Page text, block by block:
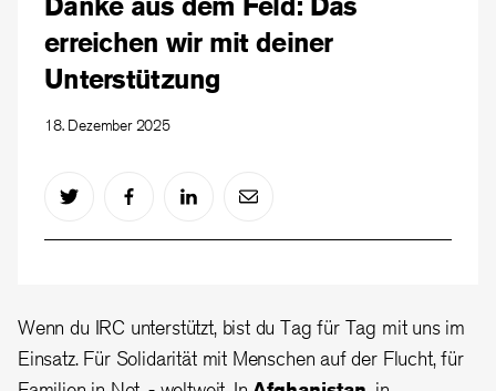
erreichen wir mit deiner
Unterstützung
18. Dezember 2025
Wenn du IRC unterstützt, bist du Tag für Tag mit uns im
Einsatz. Für Solidarität mit Menschen auf der Flucht, für